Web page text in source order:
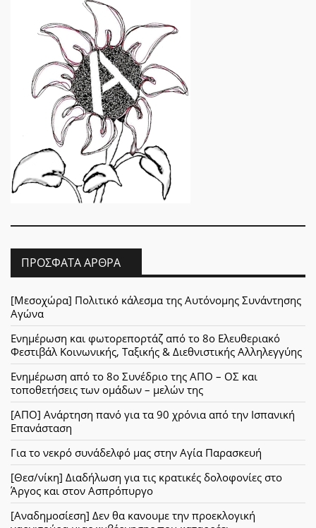
ΠΡΌΣΦΑΤΑ ΆΡΘΡΑ
[Μεσοχώρα] Πολιτικό κάλεσμα της Αυτόνομης Συνάντησης
Αγώνα
Ενημέρωση και φωτορεπορτάζ από το 8ο Ελευθεριακό
Φεστιβάλ Κοινωνικής, Ταξικής & Διεθνιστικής Αλληλεγγύης
Ενημέρωση από το 8ο Συνέδριο της ΑΠΟ – ΟΣ και
τοποθετήσεις των ομάδων – μελών της
[ΑΠΟ] Ανάρτηση πανό για τα 90 χρόνια από την Ισπανική
Επανάσταση
Για το νεκρό συνάδελφό μας στην Αγία Παρασκευή
[Θεσ/νίκη] Διαδήλωση για τις κρατικές δολοφονίες στο
Άργος και στον Ασπρόπυργο
[Αναδημοσίεση] Δεν θα κανουμε την προεκλογική